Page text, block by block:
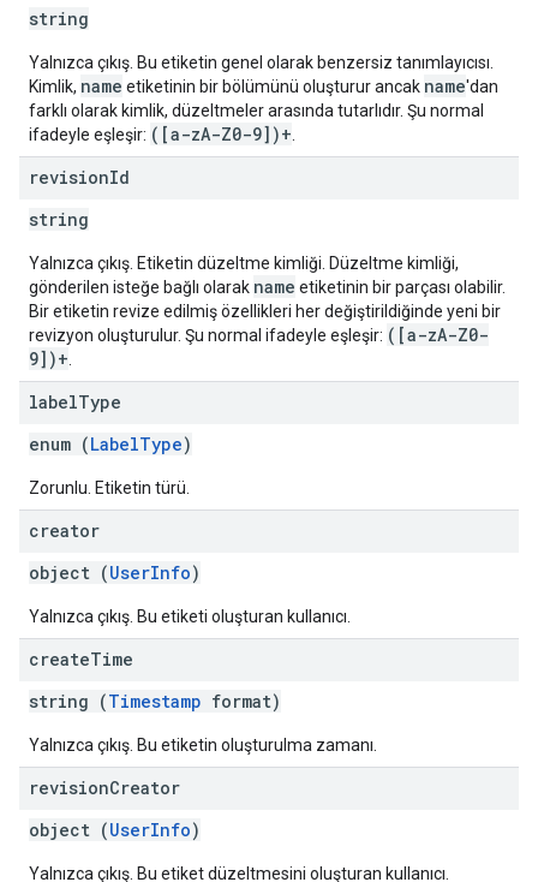
string
Yalnızca çıkış. Bu etiketin genel olarak benzersiz tanımlayıcısı.
Kimlik, name etiketinin bir bölümünü oluşturur ancak name'dan
farklı olarak kimlik, düzeltmeler arasında tutarlıdır. Şu normal
ifadeyle eşleşir: ([a-zA-Z0-9])+
revisionId
string
Yalnızca çıkış. Etiketin düzeltme kimliği. Düzeltme kimliği,
gönderilen isteğe bağlı olarak name etiketinin bir parçası olabilir.
Bir etiketin revize edilmiş özellikleri her değiştirildiğinde yeni bir
revizyon oluşturulur. Şu normal ifadeyle eşleşir: ([a-zA-Z0-
9])+
labelType
enum (LabelType)
Zorunlu. Etiketin türü.
creator
object (UserInfo)
Yalnızca çıkış. Bu etiketi oluşturan kullanıcı.
createTime
string (Timestamp format)
Yalnızca çıkış. Bu etiketin oluşturulma zamanı.
revisionCreator
object (UserInfo)
Yalnızca çıkış. Bu etiket düzeltmesini oluşturan kullanıcı.